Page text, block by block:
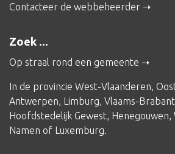
Contacteer de webbeheerder
Zoek ...
Op straal rond een gemeente
In de provincie West-Vlaanderen,
Antwerpen, Limburg, Vlaams-Brabant
Hoofdstedelijk Gewest, Henegouwen,
Namen of Luxemburg.